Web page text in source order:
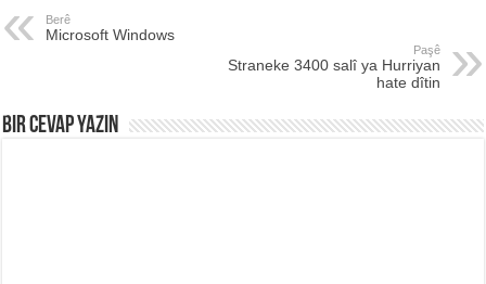
Berê
Microsoft Windows
Paşê
Straneke 3400 salî ya Hurriyan
hate dîtin
Bir Cevap Yazın